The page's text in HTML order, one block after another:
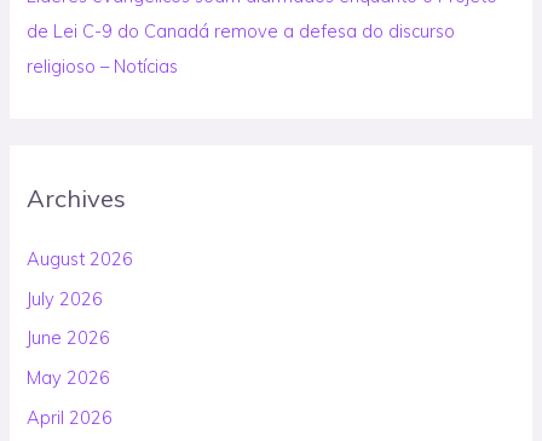
de Lei C-9 do Canadá remove a defesa do discurso
religioso – Notícias
Archives
August 2026
July 2026
June 2026
May 2026
April 2026